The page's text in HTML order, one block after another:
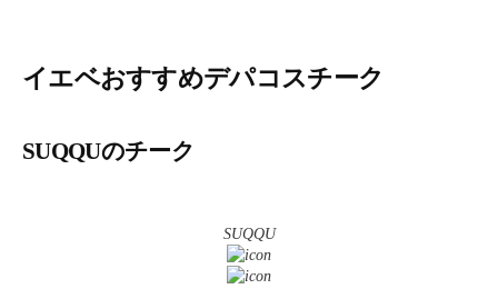
イエベおすすめデパコスチーク
SUQQUのチーク
SUQQU